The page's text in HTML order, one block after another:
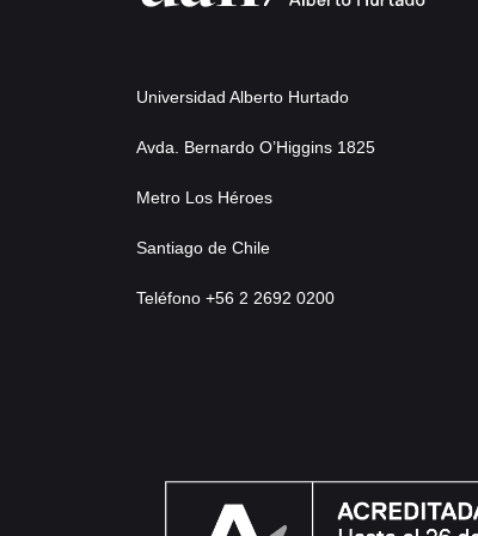
Universidad Alberto Hurtado
Avda. Bernardo O’Higgins 1825
Metro Los Héroes
Santiago de Chile
Teléfono +56 2 2692 0200